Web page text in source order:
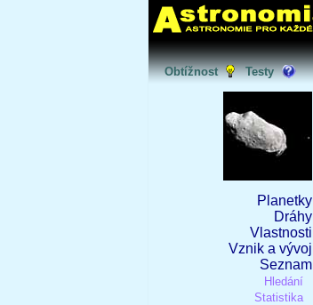
Obtížnost Testy
Planetky
Dráhy
Vlastnosti
Vznik a vývoj
Seznam
Hledání
Statistika